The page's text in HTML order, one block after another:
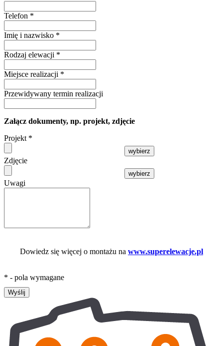
Telefon *
Imię i nazwisko *
Rodzaj elewacji *
Miejsce realizacji *
Przewidywany termin realizacji
Załącz dokumenty, np. projekt, zdjęcie
Projekt *
wybierz
Zdjęcie
wybierz
Uwagi
Dowiedz się więcej o montażu na www.superelewacje.pl
* - pola wymagane
Wyślij